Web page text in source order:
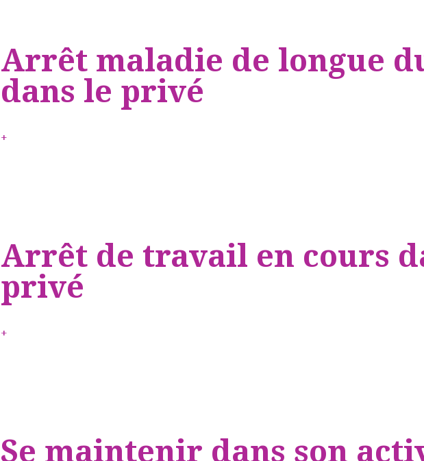
Arrêt maladie de longue
dans le privé
+
Arrêt de travail en cours
privé
+
Se maintenir dans son